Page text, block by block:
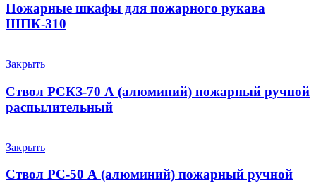
Пожарные шкафы для пожарного рукава
ШПК-310
Закрыть
Ствол РСКЗ-70 А (алюминий) пожарный ручной
распылительный
Закрыть
Ствол РС-50 А (алюминий) пожарный ручной